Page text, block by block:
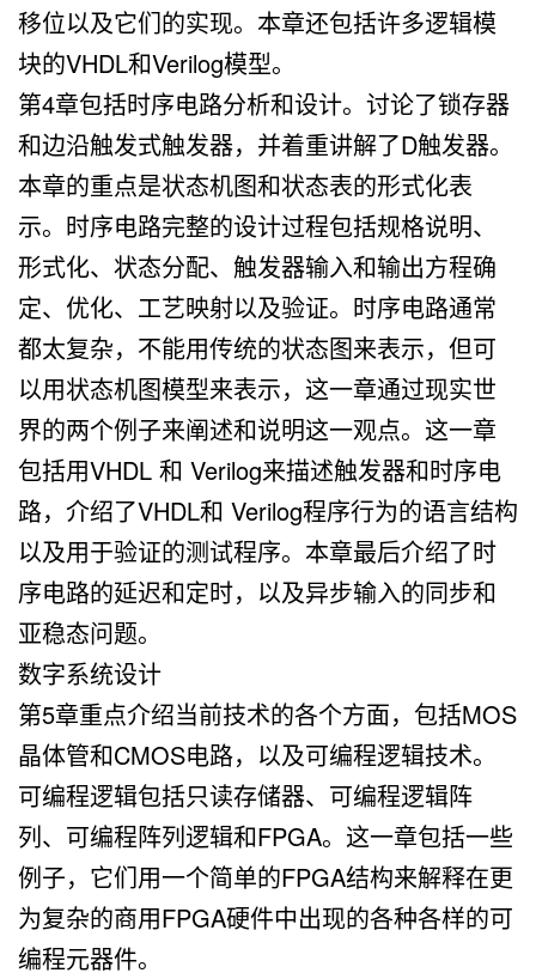
移位以及它们的实现。本章还包括许多逻辑模
块的VHDL和Verilog模型。
第4章包括时序电路分析和设计。讨论了锁存器
和边沿触发式触发器，并着重讲解了D触发器。
本章的重点是状态机图和状态表的形式化表
示。时序电路完整的设计过程包括规格说明、
形式化、状态分配、触发器输入和输出方程确
定、优化、工艺映射以及验证。时序电路通常
都太复杂，不能用传统的状态图来表示，但可
以用状态机图模型来表示，这一章通过现实世
界的两个例子来阐述和说明这一观点。这一章
包括用VHDL 和 Verilog来描述触发器和时序电
路，介绍了VHDL和 Verilog程序行为的语言结构
以及用于验证的测试程序。本章最后介绍了时
序电路的延迟和定时，以及异步输入的同步和
亚稳态问题。
数字系统设计
第5章重点介绍当前技术的各个方面，包括MOS
晶体管和CMOS电路，以及可编程逻辑技术。
可编程逻辑包括只读存储器、可编程逻辑阵
列、可编程阵列逻辑和FPGA。这一章包括一些
例子，它们用一个简单的FPGA结构来解释在更
为复杂的商用FPGA硬件中出现的各种各样的可
编程元器件。